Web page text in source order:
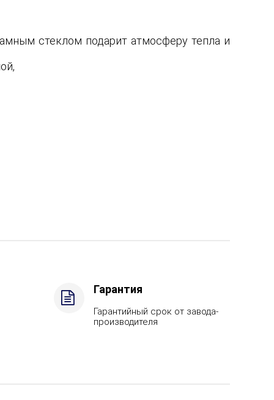
стеклом подарит атмосферу тепла и
Гарантия
Гарантийный срок от завода-
производителя